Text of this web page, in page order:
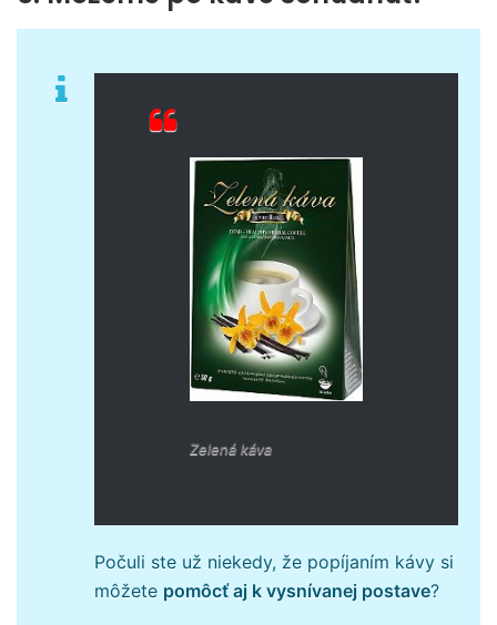
Zelená káva
Počuli ste už niekedy, že popíjaním kávy si
môžete pomôcť aj k vysnívanej postave?